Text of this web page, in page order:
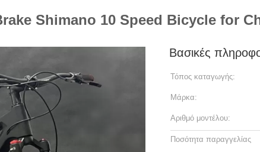
Shimano 10 Speed ​​Bicycle for
Βασικές
Τόπος καταγωγής:
Μάρκα:
Αριθμό μοντέλου:
Ποσότητα παραγγελίας